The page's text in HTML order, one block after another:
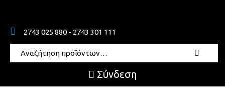
2743 025 880 - 2743 301 111
Σύνδεση